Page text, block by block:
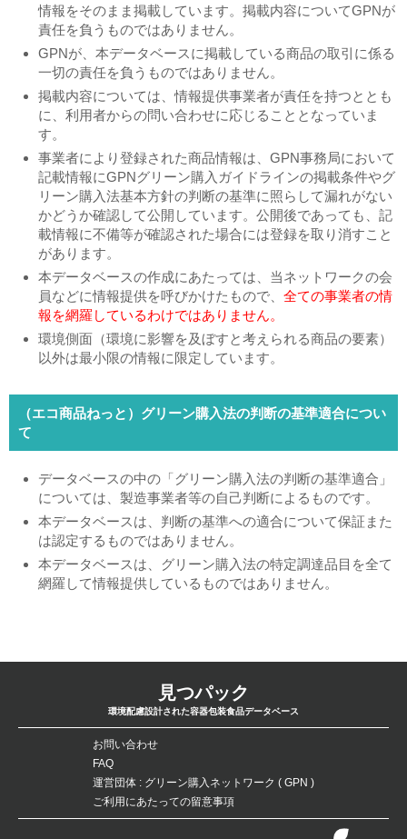
情報をそのまま掲載しています。掲載内容についてGPNが
責任を負うものではありません。
GPNが、本データベースに掲載している商品の取引に係る
一切の責任を負うものではありません。
掲載内容については、情報提供事業者が責任を持つととも
に、利用者からの問い合わせに応じることとなっていま
す。
事業者により登録された商品情報は、GPN事務局において
記載情報にGPNグリーン購入ガイドラインの掲載条件やグ
リーン購入法基本方針の判断の基準に照らして漏れがない
かどうか確認して公開しています。公開後であっても、記
載情報に不備等が確認された場合には登録を取り消すこと
があります。
本データベースの作成にあたっては、当ネットワークの会
員などに情報提供を呼びかけたもので、 全ての事業者の情
報を網羅しているわけではありません。
環境側面（環境に影響を及ぼすと考えられる商品の要素）
以外は最小限の情報に限定しています。
（エコ商品ねっと）グリーン購入法の判断の基準適合につい
て
データベースの中の「グリーン購入法の判断の基準適合」
については、製造事業者等の自己判断によるものです。
本データベースは、判断の基準への適合について保証また
は認定するものではありません。
本データベースは、グリーン購入法の特定調達品目を全て
網羅して情報提供しているものではありません。
見つパック
環境配慮設計された容器包装食品データベース
お問い合わせ
FAQ
運営団体 : グリーン購入ネットワーク ( GPN )
ご利用にあたっての留意事項